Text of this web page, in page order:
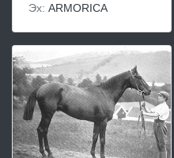
Эх: ARMORICA